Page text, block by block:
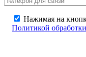
Нажимая на
Политикой